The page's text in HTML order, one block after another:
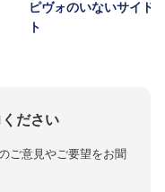
ピヴォのいないサイド
ト
ださい
ご意見やご要望をお聞